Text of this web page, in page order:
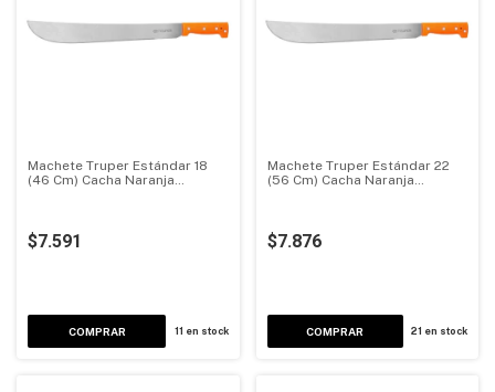
Machete Truper Estándar 18
(46 Cm) Cacha Naranja
$7.591
11 en stock
Machete Truper Estándar 22
(56 Cm) Cacha Naranja
$7.876
21 en stock